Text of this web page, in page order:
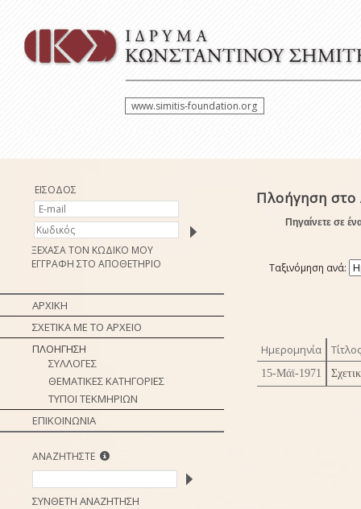
www.simitis-foundation.org
ΕΙΣΟΔΟΣ
ΞΕΧΑΣΑ ΤΟΝ ΚΩΔΙΚΟ ΜΟΥ
ΕΓΓΡΑΦΗ ΣΤΟ ΑΠΟΘΕΤΗΡΙΟ
ΑΡΧΙΚΗ
ΣΧΕΤΙΚΑ ΜΕ ΤΟ ΑΡΧΕΙΟ
ΠΛΟΗΓΗΣΗ
ΣΥΛΛΟΓΕΣ
ΘΕΜΑΤΙΚΕΣ ΚΑΤΗΓΟΡΙΕΣ
ΤΥΠΟΙ ΤΕΚΜΗΡΙΩΝ
ΕΠΙΚΟΙΝΩΝΙΑ
ΑΝΑΖΗΤΗΣΤΕ
ΣΥΝΘΕΤΗ ΑΝΑΖΗΤΗΣΗ
Πλοήγηση στο
Πηγαίνετε σε
Ταξινόμηση ανά:
Ημερομηνία Τίτλος
15-Μάϊ-1971